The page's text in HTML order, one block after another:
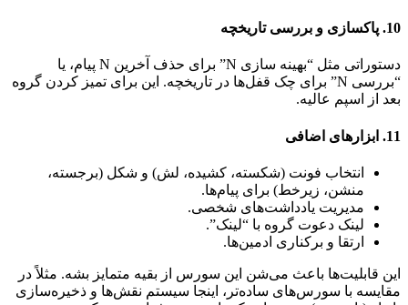
10. پاکسازی و بررسی تاریخچه
دستوراتی مثل “بهینه سازی N” برای حذف آخرین N پیام، یا
“بررسی N” برای چک قفل‌ها در تاریخچه. این برای تمیز کردن گروه
بعد از اسپم عالیه.
11. ابزارهای اضافی
انتخاب فونت (شکسته، کشیده، لش) و شکل (برجسته،
منشن، زیرخط) برای پیام‌ها.
مدیریت یادداشت‌های شخصی.
لینک دعوت گروه با “لینک”.
ارتقا و برکناری ادمین‌ها.
این قابلیت‌ها باعث می‌شن این سورس از بقیه متمایز بشه. مثلاً در
مقایسه با سورس‌های ساده‌تر، اینجا سیستم نقش‌ها و ذخیره‌سازی